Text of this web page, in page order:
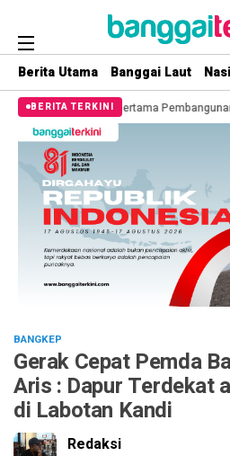
Berita Utama Banggai Laut
BERITA TERKINI
Pembangunan Masjid Jami Al-Bina
BANGKEP
Gerak Cepat Pemda
Aris : Dapur Terdekat
di Labotan Kandi
Redaksi